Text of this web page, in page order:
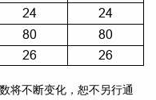
24
24
80
80
26 26
将不断变化，恕不另行通